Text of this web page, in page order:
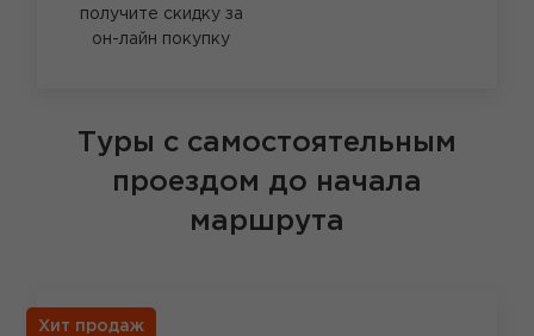
получите скидку за
он-лайн покупку
Туры с самостоятельным
проездом до начала
маршрута
Хит продаж